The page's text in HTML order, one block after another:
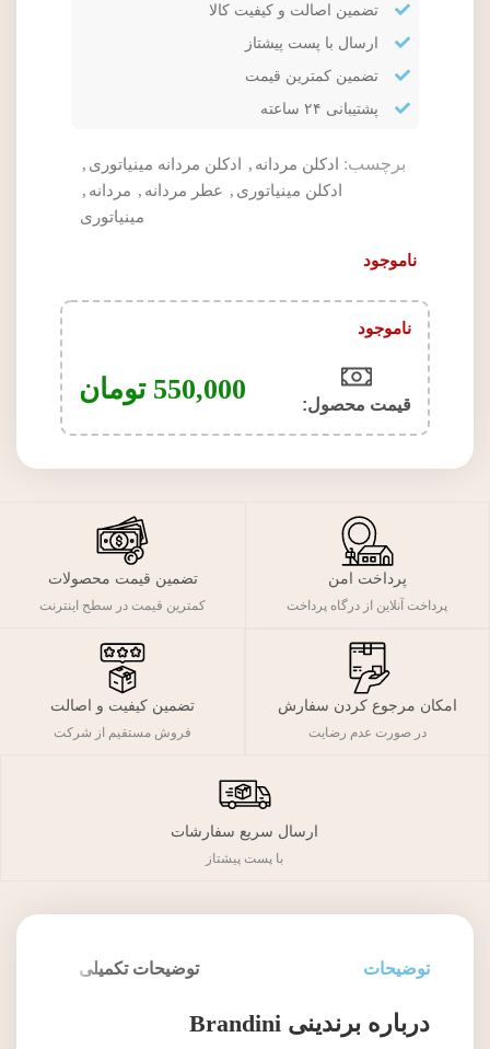
تضمین اصالت و کیفیت کالا
ارسال با پست پیشتاز
تضمین کمترین قیمت
پشتیبانی ۲۴ ساعته
برچسب: ادکلن مردانه , ادکلن مردانه مینیاتوری ,
ادکلن مینیاتوری , عطر مردانه , مردانه ,
مینیاتوری
ناموجود
ناموجود
قیمت محصول:​ 550,000 تومان
پرداخت امن
پرداخت آنلاین از درگاه پرداخت
تضمین قیمت محصولات
کمترین قیمت در سطح اینترنت
امکان مرجوع کردن سفارش
در صورت عدم رضایت
تضمین کیفیت و اصالت
فروش مستقیم از شرکت
ارسال سریع سفارشات
با پست پیشتاز
توضیحات توضیحات تکمیلی
درباره برندینی Brandini